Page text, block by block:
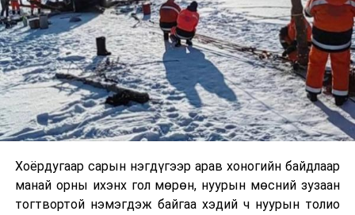
Хоёрдугаар сарын нэгдүгээр арав хоногийн байдлаар
манай орны ихэнх гол мөрөн, нуурын мөсний зузаан
тогтвортой нэмэгдэж байгаа хэдий ч нуурын толио